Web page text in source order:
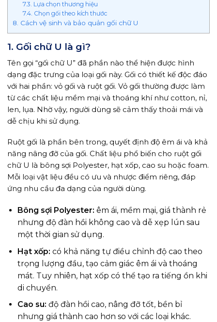
7.3. Lựa chọn thương hiệu
7.4. Chọn gối theo kích thước
8. Cách vệ sinh và bảo quản gối chữ U
1. Gối chữ U là gì?
Tên gọi “gối chữ U” đã phần nào thể hiện được hình
dạng đặc trưng của loại gối này. Gối có thiết kế độc đáo
với hai phần: vỏ gối và ruột gối. Vỏ gối thường được làm
từ các chất liệu mềm mại và thoáng khí như cotton, nỉ,
len, lụa. Nhờ vậy, người dùng sẽ cảm thấy thoải mái và
dễ chịu khi sử dụng.
Ruột gối là phần bên trong, quyết định độ êm ái và khả
năng nâng đỡ của gối. Chất liệu phổ biến cho ruột gối
chữ U là bông sợi Polyester, hạt xốp, cao su hoặc foam.
Mỗi loại vật liệu đều có ưu và nhược điểm riêng, đáp
ứng nhu cầu đa dạng của người dùng.
Bông sợi Polyester: êm ái, mềm mại, giá thành rẻ
nhưng độ đàn hồi không cao và dễ xẹp lún sau
một thời gian sử dụng.
Hạt xốp: có khả năng tự điều chỉnh độ cao theo
trọng lượng đầu, tạo cảm giác êm ái và thoáng
mát. Tuy nhiên, hạt xốp có thể tạo ra tiếng ồn khi
di chuyển.
Cao su: độ đàn hồi cao, nâng đỡ tốt, bền bỉ
nhưng giá thành cao hơn so với các loại khác.